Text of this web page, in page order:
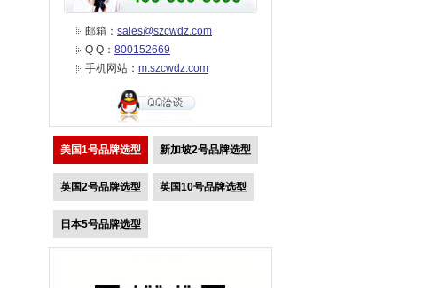
邮箱： sales@szcwdz.com
Q Q： 800152669
手机网站： m.szcwdz.com
美国1号品牌选型 新加坡2号品牌选型
英国2号品牌选型 英国10号品牌选型
日本5号品牌选型